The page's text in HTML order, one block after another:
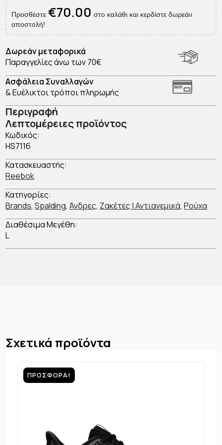
Προσθέστε €70.00 στο καλάθι και κερδίστε δωρεάν
αποστολή!
Δωρεάν μεταφορικά
Παραγγελίες άνω των 70€
Ασφάλεια Συναλλαγών
& Ευέλικτοι τρόποι πληρωμής
Περιγραφή
Λεπτομέρειες προϊόντος
Κωδικός:
HS7116
Κατασκευαστής:
Reebok
Κατηγορίες:
Brands,Spalding,Άνδρες, Ζακέτες | Αντιανεμικά,Ρούχα
Διαθέσιμα Μεγέθη:
L
Σχετικά προϊόντα
ΠΡΟΣΦΟΡΆ!